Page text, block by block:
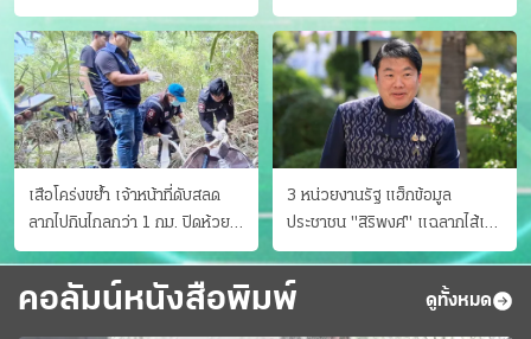
มีเหยื่อ 173 คน
เสือโคร่งขย้ำ เจ้าหน้าที่ดับสลด
ลากไปกินไกลกว่า 1 กม. ปิดห้วย
ขาแข้งชั่วคราว
3 หน่วยงานรัฐ แฮ็กข้อมูล
ประชาชน "สิริพงศ์" แฉลากไส้เอง
"หนู" กอด "หนิม" สยบลือ
คอลัมน์หนังสือพิมพ์ ดูทั้งหมด